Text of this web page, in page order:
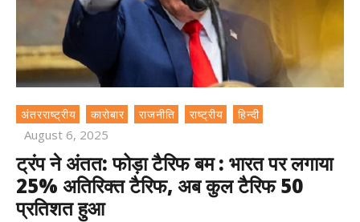
अंतरराष्ट्रीय कारोबार राजनीति राष्ट्रीय हिन्दी
August 6, 2025
ट्रंप ने अंतत: फोड़ा टैरिफ बम : भारत पर लगाया
25% अतिरिक्त टैरिफ, अब कुल टैरिफ 50
प्रतिशत हुआ